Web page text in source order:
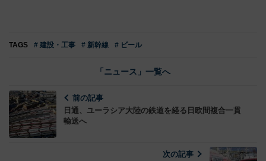
TAGS # 建設・工事 # 新幹線 # ビール
「ニュース」一覧へ
前の記事
日通、ユーラシア大陸の鉄道を経る日欧間複合一貫
輸送へ
次の記事